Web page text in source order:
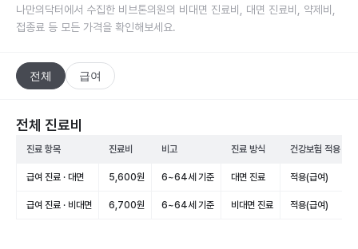
나만의닥터에서 수집한 비브톤의원의 비대면 진료비, 대면 진료비, 약제비,
접종료 등 모든 가격을 확인해보세요.
전체 급여
전체 진료비
진료 항목 진료비 비고 진료 방식 건강보험 적용
급여 진료 · 대면 5,600원 6~64세 기준 대면 진료 적용(급여)
급여 진료 · 비대면 6,700원 6~64세 기준 비대면 진료 적용(급여)